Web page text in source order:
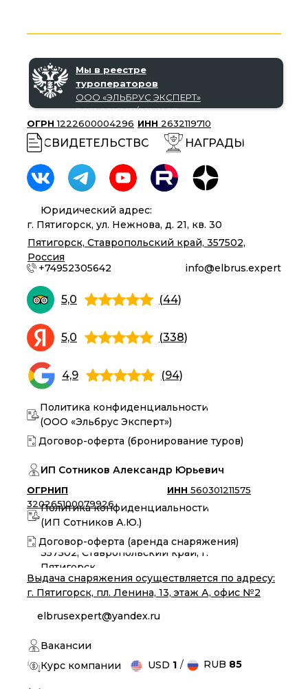
Политика конфиденциальности
(ООО «Эльбрус Эксперт»)
Политика конфиденциальности
(ИП Сотников А.Ю.)
СВИДЕТЕЛЬСТВО
ОГРНИП
320265100079926
ИНН 560301211575
ОГРН 1222600004296 ИНН 2632119710
НАГРАДЫ
Вакансии
ИП Сотников Александр Юрьевич
Договор-оферта (аренда снаряжения)
Договор-оферта (бронирование туров)
Выдача снаряжения осуществляется по адресу:
г. Пятигорск, пл. Ленина, 13, этаж А, офис №2
elbrusexpert@yandex.ru
Пятигорск, Ставропольский край, 357502,
Россия
info@elbrus.expert
357502, Ставропольский край, г.
Пятигорск
Юридический адрес:
г. Пятигорск, ул. Нежнова, д. 21, кв. 30
+74952305642
5,0 (44)
5,0 (338)
4,9 (94)
Мы в реестре
туроператоров
ООО «‎ЭЛЬБРУС ЭКСПЕРТ»‎
В031-00161-77/02191438
Курс компании RUB 85
USD 1 /